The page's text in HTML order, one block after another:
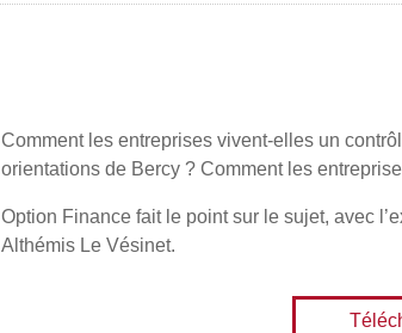
Comment les entreprises vivent-elles un
orientations de Bercy ? Comment les
Option Finance fait le point sur le sujet, avec
Althémis Le Vésinet.